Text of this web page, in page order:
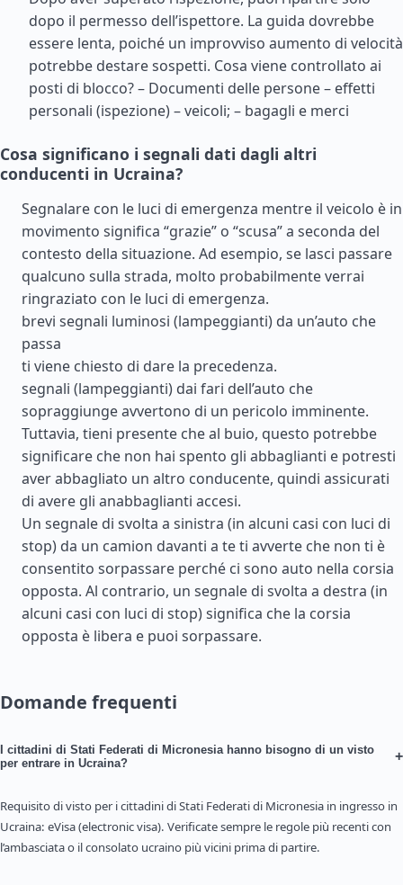
dopo il permesso dell’ispettore. La guida dovrebbe
essere lenta, poiché un improvviso aumento di velocità
potrebbe destare sospetti. Cosa viene controllato ai
posti di blocco? – Documenti delle persone – effetti
personali (ispezione) – veicoli; – bagagli e merci
Cosa significano i segnali dati dagli altri
conducenti in Ucraina?
Segnalare con le luci di emergenza mentre il veicolo è in
movimento significa “grazie” o “scusa” a seconda del
contesto della situazione. Ad esempio, se lasci passare
qualcuno sulla strada, molto probabilmente verrai
ringraziato con le luci di emergenza.
brevi segnali luminosi (lampeggianti) da un’auto che
passa
ti viene chiesto di dare la precedenza.
segnali (lampeggianti) dai fari dell’auto che
sopraggiunge avvertono di un pericolo imminente.
Tuttavia, tieni presente che al buio, questo potrebbe
significare che non hai spento gli abbaglianti e potresti
aver abbagliato un altro conducente, quindi assicurati
di avere gli anabbaglianti accesi.
Un segnale di svolta a sinistra (in alcuni casi con luci di
stop) da un camion davanti a te ti avverte che non ti è
consentito sorpassare perché ci sono auto nella corsia
opposta. Al contrario, un segnale di svolta a destra (in
alcuni casi con luci di stop) significa che la corsia
opposta è libera e puoi sorpassare.
Domande frequenti
I cittadini di Stati Federati di Micronesia hanno bisogno di un visto
per entrare in Ucraina?
+
Requisito di visto per i cittadini di Stati Federati di Micronesia in ingresso in
Ucraina: eVisa (electronic visa). Verificate sempre le regole più recenti con
l’ambasciata o il consolato ucraino più vicini prima di partire.